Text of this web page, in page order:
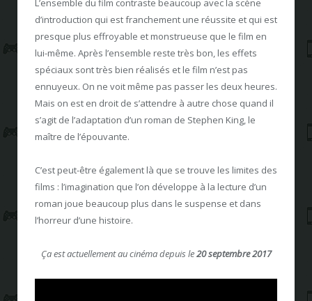
d’introduction qui est franchement une réussite et qui est
presque plus effroyable et monstrueuse que le film en
lui-même. Après l’ensemble reste très bon, les effets
spéciaux sont très bien réalisés et le film n’est pas
ennuyeux. On ne voit même pas passer les deux heures.
Mais on est en droit de s’attendre à autre chose quand il
s’agit de l’adaptation d’un roman de Stephen King, le
maître de l’épouvante.
C’est peut-être également là que se trouve les limites des
films : l’imagination que l’on développe à la lecture d’un
roman joue beaucoup plus dans le suspense et dans
l’horreur d’une histoire.
Çaest actuellement au cinéma depuis le20 septembre 2017